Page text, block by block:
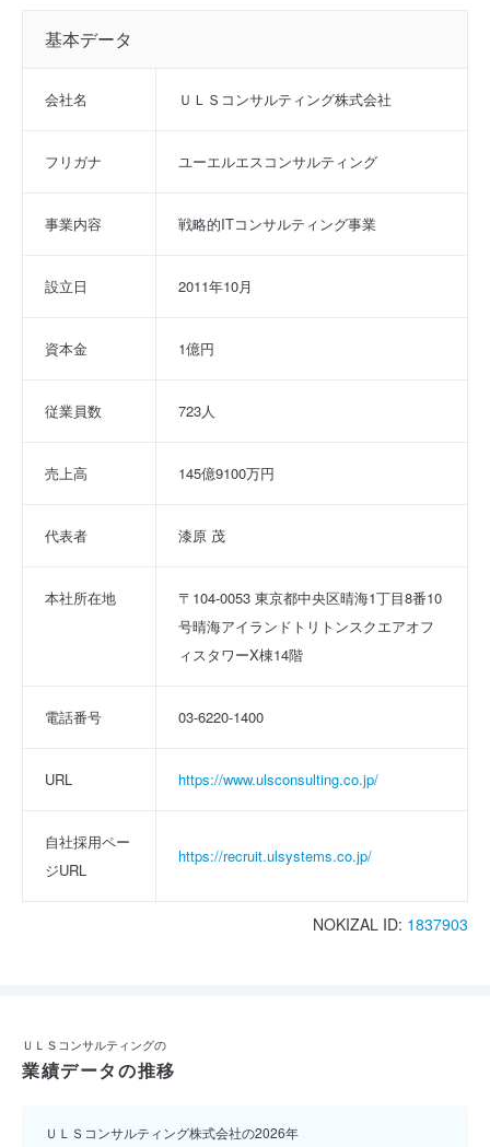
基本データ
会社名 ＵＬＳコンサルティング株式会社
フリガナ ユーエルエスコンサルティング
事業内容 戦略的ITコンサルティング事業
設立日 2011年10月
資本金 1億円
従業員数 723人
売上高 145億9100万円
代表者 漆原 茂
本社所在地
〒104-0053 東京都中央区晴海1丁目8番10
号晴海アイランドトリトンスクエアオフ
ィスタワーX棟14階
電話番号 03-6220-1400
URL https://www.ulsconsulting.co.jp/
自社採用ペー
ジURL
https://recruit.ulsystems.co.jp/
NOKIZAL ID: 1837903
ＵＬＳコンサルティングの
業績データの推移
ＵＬＳコンサルティング株式会社の2026年